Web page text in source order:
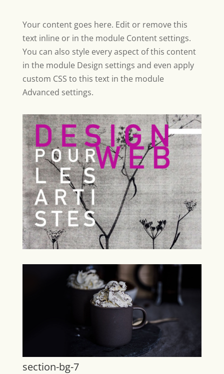
Your content goes here. Edit or remove this
text inline or in the module Content settings.
You can also style every aspect of this content
in the module Design settings and even apply
custom CSS to this text in the module
Advanced settings.
section-bg-7